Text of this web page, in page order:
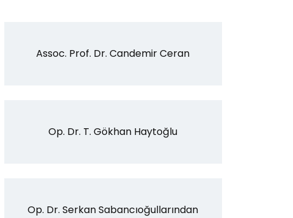
Assoc. Prof. Dr. Candemir Ceran
Op. Dr. T. Gökhan Haytoğlu
Op. Dr. Serkan Sabancıoğullarından